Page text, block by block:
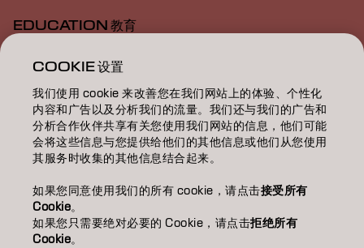
EDUCATION 教育
ABOUT 關於我們
SALON FINDER 搜尋髮廊
BECOME A PARTNER 成為合作夥伴
CONTACT US 聯絡我們
ImprintPrivacy PolicyCookie Policy Terms Of Use
COOKIE 设置
我们使用 cookie 来改善您在我们网站上的体验、个性化
内容和广告以及分析我们的流量。我们还与我们的广告和
分析合作伙伴共享有关您使用我们网站的信息，他们可能
会将这些信息与您提供给他们的其他信息或他们从您使用
其服务时收集的其他信息结合起来。
如果您同意使用我们的所有 cookie，请点击接受所有
Cookie。
如果您只需要绝对必要的 Cookie，请点击拒绝所有
Cookie。